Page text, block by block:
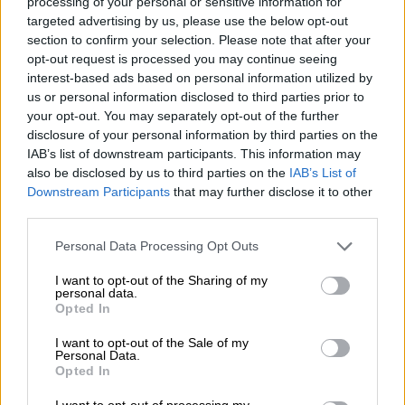
targeted advertising by us, please use the below opt-out
section to confirm your selection. Please note that after your
opt-out request is processed you may continue seeing
interest-based ads based on personal information utilized by
us or personal information disclosed to third parties prior to
your opt-out. You may separately opt-out of the further
disclosure of your personal information by third parties on the
IAB’s list of downstream participants. This information may
also be disclosed by us to third parties on the IAB’s List of
Downstream Participants that may further disclose it to other
Please note that this website/app uses one or more Google
not limited to your visit or usage behaviour. You may click to
grant or deny consent to Google and its third-party tags to
use your data for below specified purposes in below Google
consent section.
Personal Data Processing Opt Outs
I want to opt-out of the Sharing of my
personal data.
Opted In
I want to opt-out of the Sale of my
Personal Data.
Opted In
με πιθανότητα ασθενών τοπικών
βροχών.
Ανεμοι: Από βόρειες διευθύνσεις 3 με 4
μποφόρ.
Θερμοκρασία: Από 07 έως 15 βαθμούς
Κελσίου.
ΜΑΚΕΔΟΝΙΑ, ΘΡΑΚΗ
Καιρός: Στη δυτική και κεντρική
Μακεδονία νεφώσεις παροδικά
αυξημένες με τοπικές βροχές κυρίως
σημειωθούν στα ορεινά της δυτικής
Μακεδονίας.
Στην ανατολική Μακεδονία και τη Θράκη
γενικά αίθριος με πρόσκαιρες τοπικές